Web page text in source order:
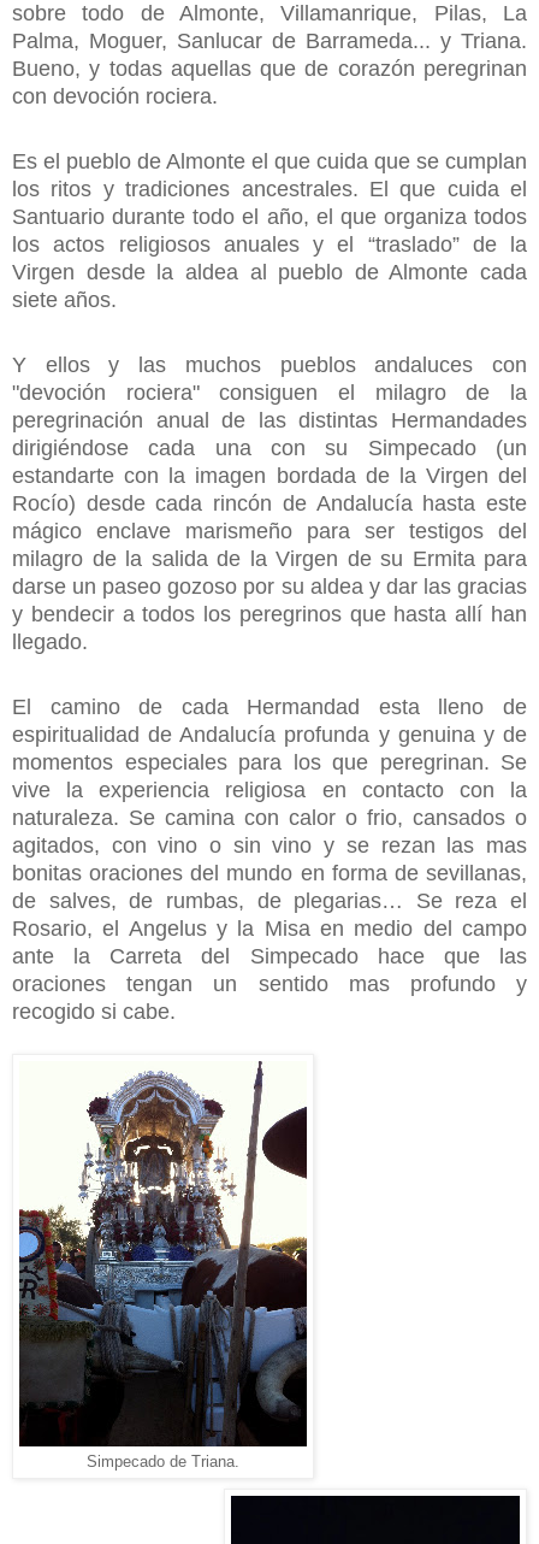
sobre todo de Almonte, Villamanrique, Pilas, La
Palma, Moguer, Sanlucar de Barrameda... y Triana.
Bueno, y todas aquellas que de corazón peregrinan
con devoción rociera.
Es el pueblo de Almonte el que cuida que se cumplan
los ritos y tradiciones ancestrales. El que cuida el
Santuario durante todo el año, el que organiza todos
los actos religiosos anuales y el “traslado” de la
Virgen desde la aldea al pueblo de Almonte cada
siete años.
Y ellos y las muchos pueblos andaluces con
"devoción rociera" consiguen el milagro de la
peregrinación anual de las distintas Hermandades
dirigiéndose cada una con su Simpecado (un
estandarte con la imagen bordada de la Virgen del
Rocío) desde cada rincón de Andalucía hasta este
mágico enclave marismeño para ser testigos del
milagro de la salida de la Virgen de su Ermita para
darse un paseo gozoso por su aldea y dar las gracias
y bendecir a todos los peregrinos que hasta allí han
llegado.
El camino de cada Hermandad esta lleno de
espiritualidad de Andalucía profunda y genuina y de
momentos especiales para los que peregrinan. Se
vive la experiencia religiosa en contacto con la
naturaleza. Se camina con calor o frio, cansados o
agitados, con vino o sin vino y se rezan las mas
bonitas oraciones del mundo en forma de sevillanas,
de salves, de rumbas, de plegarias… Se reza el
Rosario, el Angelus y la Misa en medio del campo
ante la Carreta del Simpecado hace que las
oraciones tengan un sentido mas profundo y
recogido si cabe.
Simpecado de Triana.